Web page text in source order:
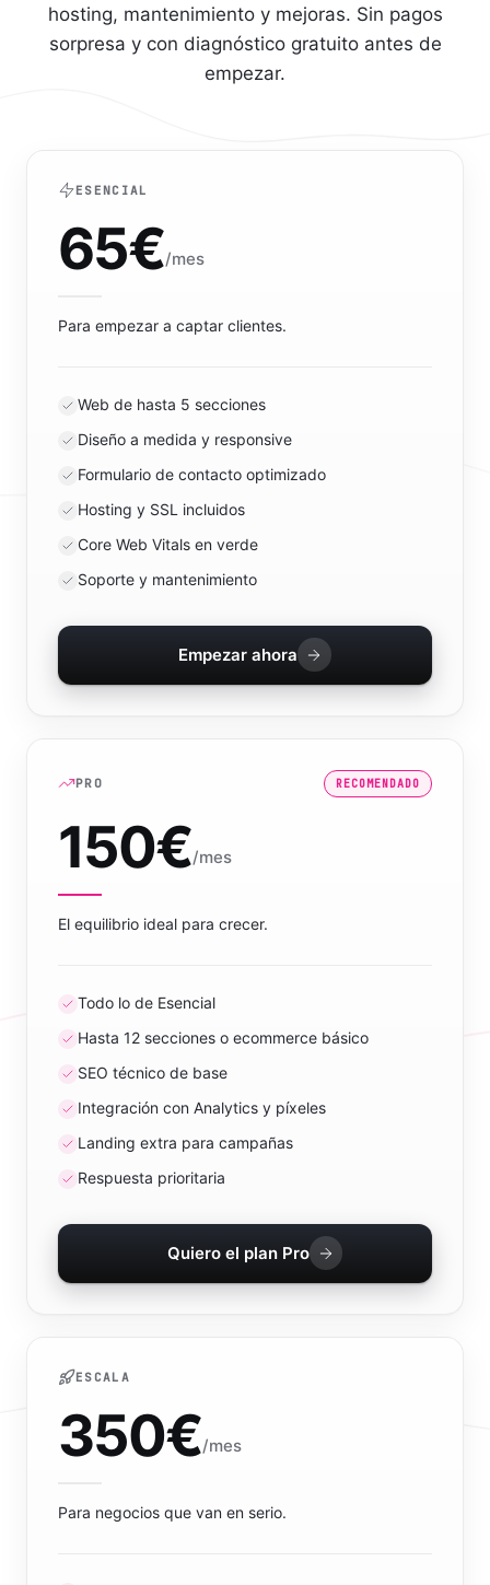
hosting, mantenimiento y mejoras. Sin pagos
sorpresa y con diagnóstico gratuito antes de
empezar.
ESENCIAL
65€/mes
Para empezar a captar clientes.
Web de hasta 5 secciones
Diseño a medida y responsive
Formulario de contacto optimizado
Hosting y SSL incluidos
Core Web Vitals en verde
Soporte y mantenimiento
Empezar ahora
PRO RECOMENDADO
150€/mes
El equilibrio ideal para crecer.
Todo lo de Esencial
Hasta 12 secciones o ecommerce básico
SEO técnico de base
Integración con Analytics y píxeles
Landing extra para campañas
Respuesta prioritaria
Quiero el plan Pro
ESCALA
350€/mes
Para negocios que van en serio.